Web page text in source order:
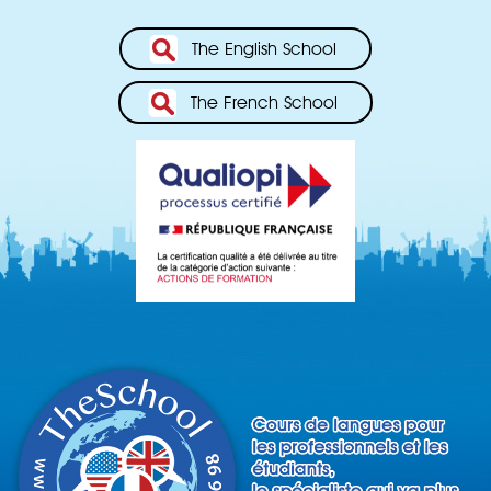
The English School
The French School